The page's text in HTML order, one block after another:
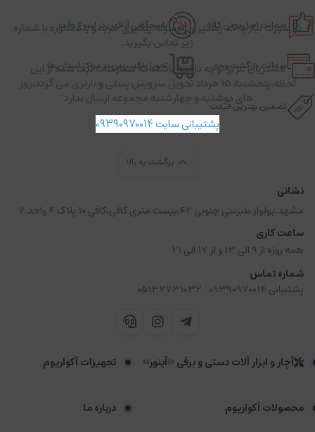
ضمانت اصل بودن کالا پاسخگویی آنلاین در اسرع وقت
ضمانت بازگشت وجه تحویل اکسپرس در مراکز استان ها
تضمین بهترین قیمت
برگشت به بالا
نشانی
مشهد،بولوار طبرسی جنوبی 62،بیست متری کافی،کافی 10 پلاک 4 واحد 2
ساعت کاری
همه روزه از 9 الی 13 و از 17 الی 21
شماره تماس
پشتیبانی 09390970014
05132731032
آچار و ابزار آلات دستی و برقی <<آینور>> تجهیزات آکواریوم
محصولات آکواریوم درباره ما
در صورت نیاز به کد رهگیری مرسوله،پیگیری خرید و یا مشاوره با شماره
زیر تماس بگیرید.
مشتریان عزیز توجه داشته باشند که سفارشات ثبت شده از این
لحظه،پنجشنبه ۱۵ مرداد تحویل سرویس پستی و باربری می گردد،روز
های دوشنبه و چهارشنبه مجموعه ارسال ندارد.
پشتیبانی سایت 09390970014